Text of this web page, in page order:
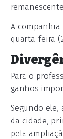
A
quarta-feira
Para o
ganhos
Segundo
da cidade,
pela